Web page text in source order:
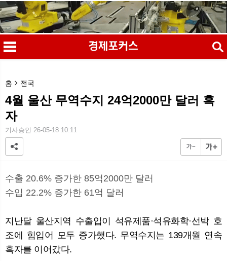
메
홈 전국
4월 울산 무역수지 24억2000만 달러 흑
자
기사승인 26-05-18 10:11
수출 20.6% 증가한 85억2000만 달러
수입 22.2% 증가한 61억 달러
지난달 울산지역 수출입이 석유제품·석유화학·선박 호
조에 힘입어 모두 증가했다. 무역수지는 139개월 연속
흑자를 이어갔다.